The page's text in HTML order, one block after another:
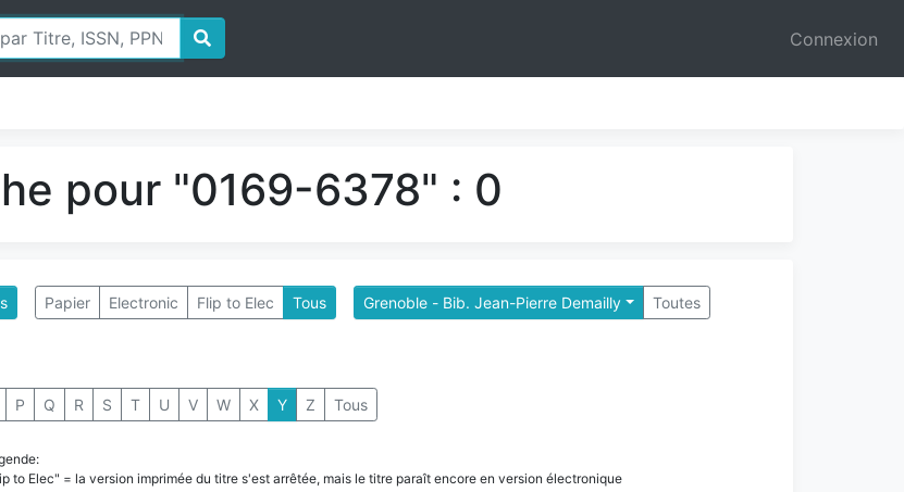
Connexion
pour "0169-6378" : 0
Papier Electronic Flip to Elec Tous Grenoble - Bib. Jean-Pierre Demailly Toutes
P Q R S T U V W X Y Z Tous
to Elec" = la version imprimée du titre s'est arrêtée, mais le titre paraît encore en version électronique